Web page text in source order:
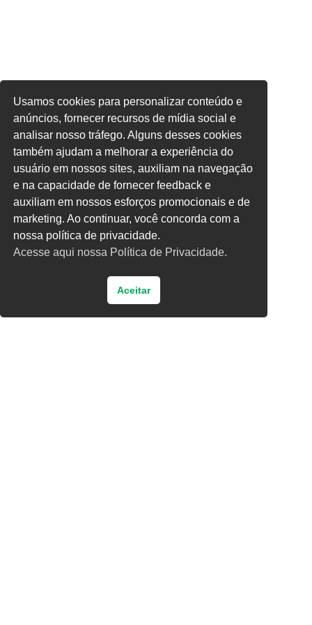
Usamos cookies para personalizar conteúdo e
anúncios, fornecer recursos de mídia social e
analisar nosso tráfego. Alguns desses cookies
também ajudam a melhorar a experiência do
usuário em nossos sites, auxiliam na navegação
e na capacidade de fornecer feedback e
auxiliam em nossos esforços promocionais e de
marketing. Ao continuar, você concorda com a
nossa política de privacidade.
Acesse aqui nossa Política de Privacidade.
Aceitar